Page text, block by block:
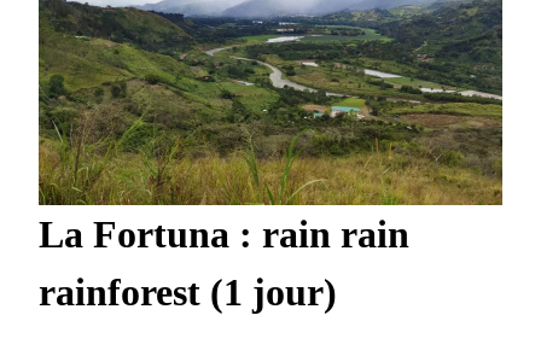
La Fortuna : rain rain
rainforest (1 jour)